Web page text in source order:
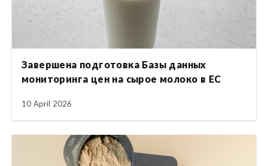
Завершена подготовка Базы данных
мониторинга цен на сырое молоко в ЕС
10 April 2026